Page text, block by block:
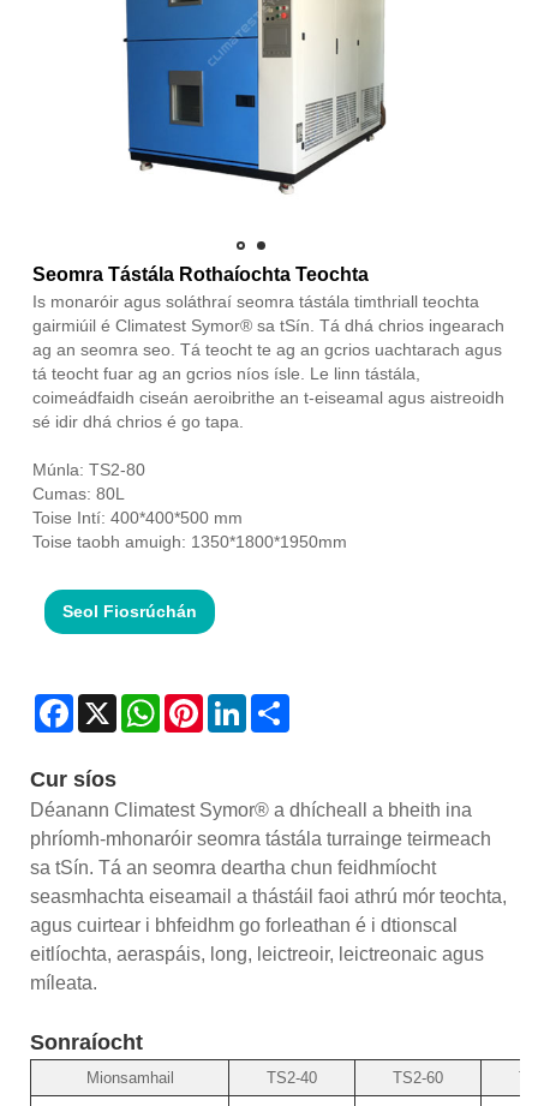
Seomra Tástála Rothaíochta Teochta
Is monaróir agus soláthraí seomra tástála timthriall teochta
gairmiúil é Climatest Symor® sa tSín. Tá dhá chrios ingearach
ag an seomra seo. Tá teocht te ag an gcrios uachtarach agus
tá teocht fuar ag an gcrios níos ísle. Le linn tástála,
coimeádfaidh ciseán aeroibrithe an t-eiseamal agus aistreoidh
sé idir dhá chrios é go tapa.
Múnla: TS2-80
Cumas: 80L
Toise Intí: 400*400*500 mm
Toise taobh amuigh: 1350*1800*1950mm
Seol Fiosrúchán
Facebook
X WhatsAppPinterestLinkedIn
Cur síos
Déanann Climatest Symor® a dhícheall a bheith ina
phríomh-mhonaróir seomra tástála turrainge teirmeach
sa tSín. Tá an seomra deartha chun feidhmíocht
seasmhachta eiseamail a thástáil faoi athrú mór teochta,
agus cuirtear i bhfeidhm go forleathan é i dtionscal
eitlíochta, aeraspáis, long, leictreoir, leictreonaic agus
míleata.
Sonraíocht
Mionsamhail TS2-40 TS2-60